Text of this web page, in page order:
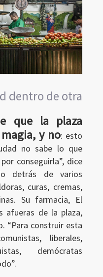
dentro de otra
que la plaza
y no: esto
no sabe lo que
conseguirla”, dice
detrás de varios
curas, cremas,
Su farmacia, El
afueras de la plaza,
“Para construir esta
liberales,
demócratas